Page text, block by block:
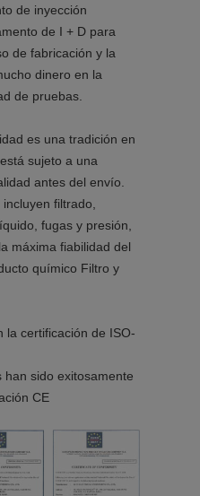
de inyección
de I + D para
de fabricación y la
dinero en la
de pruebas.
es una tradición en
sujeto a una
antes del envío.
filtrado,
fugas y presión,
máxima fiabilidad del
químico Filtro y
la certificación de ISO-
han sido exitosamente
CE